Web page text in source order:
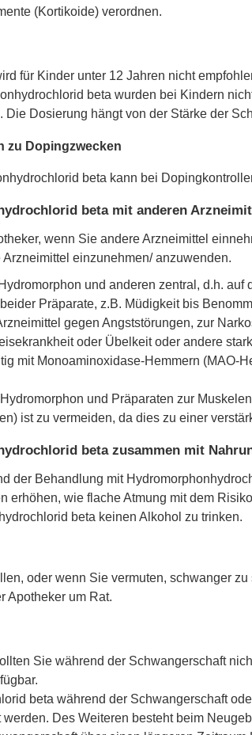
(Kortikoide) verordnen.
für Kinder unter 12 Jahren nicht
beta wurden bei Kindern
Dosierung hängt von der Stärke der
zu Dopingzwecken
beta kann bei
beta mit anderen
wenn Sie andere Arzneimittel
einzunehmen/ anzuwenden.
und anderen zentral, d.h.
Präparate, z.B. Müdigkeit bis
gegen Angststörungen, zur
oder Übelkeit oder andere
mit Monoaminoxidase-Hemmern (MAO-
und Präparaten zur
ist zu vermeiden, da dies zu einer
beta zusammen mit
der Behandlung mit
erhöhen, wie flache Atmung mit dem
beta keinen Alkohol zu trinken.
oder wenn Sie vermuten, schwanger
Apotheker um Rat.
Sie während der Schwangerschaft
beta während der Schwangerschaft
Des Weiteren besteht beim